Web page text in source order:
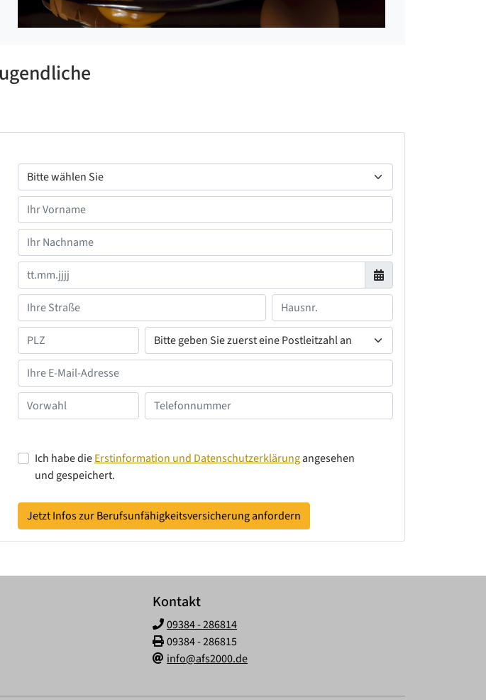
Ich habe dieErstinformation und Datenschutzerklärungangesehen
und gespeichert.
Jetzt Infos zur Berufsunfähigkeitsversicherung anfordern
Kontakt
09384 - 286814
09384 - 286815
info@afs2000.de